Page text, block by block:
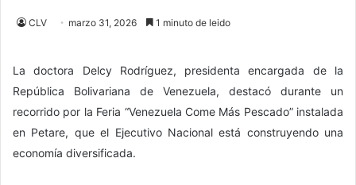
CLV marzo 31, 2026 1 minuto de leido
La doctora Delcy Rodríguez, presidenta encargada de la
República Bolivariana de Venezuela, destacó durante un
recorrido por la Feria “Venezuela Come Más Pescado” instalada
en Petare, que el Ejecutivo Nacional está construyendo una
economía diversificada.